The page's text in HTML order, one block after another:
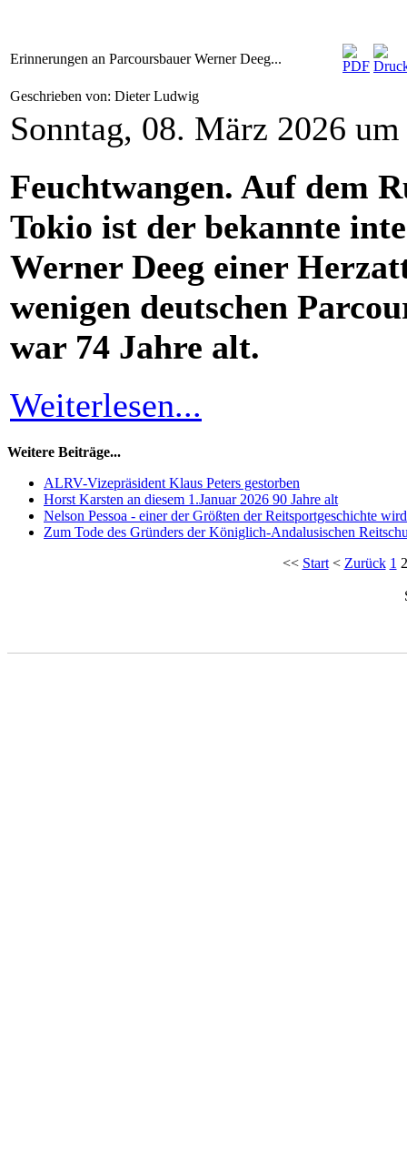
Erinnerungen an Parcoursbauer Werner Deeg...
Geschrieben von: Dieter Ludwig
Sonntag, 08. März 2026
Feuchtwangen. Auf dem
Tokio ist der bekannte
Werner Deeg einer
wenigen deutschen
war 74 Jahre alt.
Weiterlesen...
Weitere Beiträge...
ALRV-Vizepräsident Klaus Peters gestorben
Horst Karsten an diesem 1.Januar 2026 90 Jahre alt
Nelson Pessoa - einer der Größten der Reitsportgeschichte
Zum Tode des Gründers der Königlich-Andalusischen
<< Start< Zurück 1 2